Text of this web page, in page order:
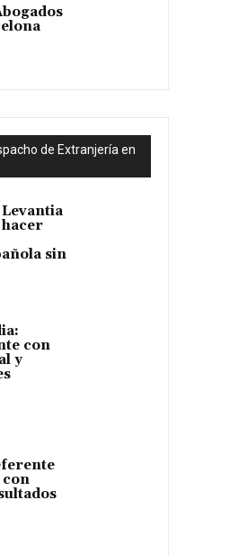
de Extranjería en
Levantia
hacer
sin
con
y
con